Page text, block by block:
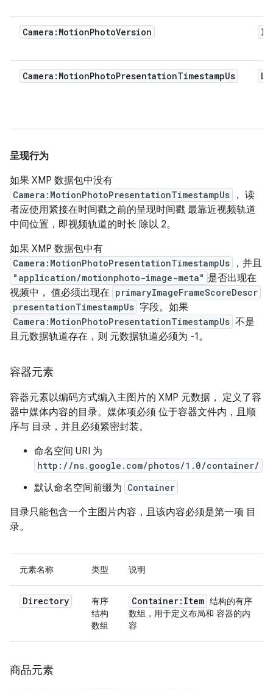
Camera:MotionPhotoVersion
Camera:MotionPhotoPresentationTimestampUs
呈现行为
如果 XMP 数据包中没有
Camera:MotionPhotoPresentationTimestampUs
， 读
者应使用紧接在时间戳之前的呈现时间戳 最靠近视频轨道
中间位置，即视频轨道的时长 除以 2。
如果 XMP 数据包中有
Camera:MotionPhotoPresentationTimestampUs ，并且
"application/motionphoto-image-meta" 是否出现在
视频中， 值必须出现在 primaryImageFrameScoreDescr
presentationTimestampUs 字段。如果
Camera:MotionPhotoPresentationTimestampUs 不是
且元数据轨道存在，则 元数据轨道必须为 -1。
容器元素
容器元素以编码方式编入主图片的 XMP 元数据， 定义了容
器中媒体内容的目录。媒体项必须 位于容器文件内，且顺
序与 目录，并且必须紧密封装。
命名空间 URI 为
http://ns.google.com/photos/1.0/container/
默认命名空间前缀为 Container
目录只能包含一个主图片内容，且该内容必须是第一项 目
录。
元素名称 类型 说明
Directory
有序
结构
数组
Container:Item 结构的有序
数组，用于定义布局和 容器的内
容
商品元素